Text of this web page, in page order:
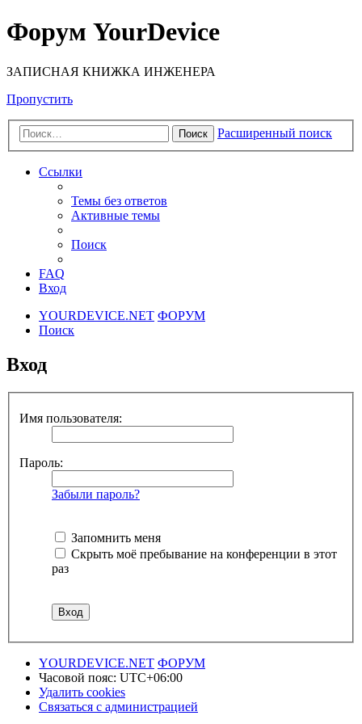
Форум YourDevice
ЗАПИСНАЯ КНИЖКА ИНЖЕНЕРА
Пропустить
Поиск Расширенный поиск
Ссылки
Темы без ответов
Активные темы
Поиск
FAQ
Вход
YOURDEVICE.NET ФОРУМ
Поиск
Вход
Имя пользователя:
Пароль:
Забыли пароль?
Запомнить меня
Скрыть моё пребывание на конференции в этот
раз
YOURDEVICE.NET ФОРУМ
Часовой пояс: UTC+06:00
Удалить cookies
Связаться с администрацией